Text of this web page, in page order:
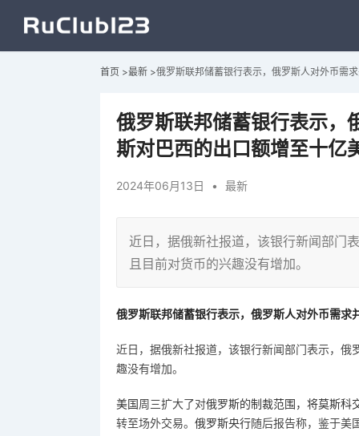
首页 >最新 >俄罗斯联邦储蓄银行表示，俄罗斯人对外币需
俄罗斯联邦储蓄银行表示，
斯对巴西的出口额增至十亿
2024年06月13日 • 最新
近日，据俄新社报道，该银行新闻部门
且目前对货币的兴趣没有增加。
俄罗斯联邦储蓄银行表示，俄罗斯人对外币需求
近日，据俄新社报道，该银行新闻部门表示，俄
趣没有增加。
美国 周三扩大了对俄罗斯的制裁范围，将莫斯科
转至场外交易。 俄罗斯央行随后报告称，鉴于美